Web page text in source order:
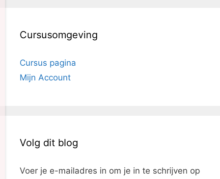
Cursusomgeving
Cursus pagina
Mijn Account
Volg dit blog
Voer je e-mailadres in om je in te schrijven op